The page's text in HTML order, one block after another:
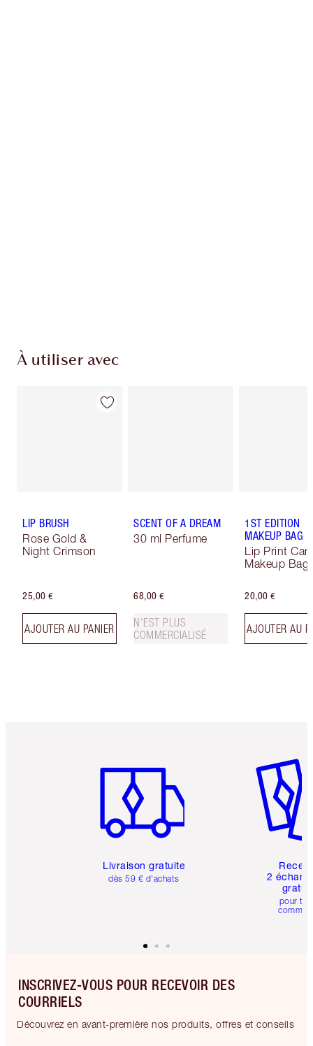
À utiliser avec
LIP BRUSH
Rose Gold &
Night Crimson
25,00 €
AJOUTER AU PANIER
SCENT OF A DREAM
30 ml Perfume
68,00 €
N'EST PLUS
COMMERCIALISÉ
1ST EDITION
MAKEUP BAG
Lip Print
Makeup Bag
20,00 €
AJOUTER AU
Livraison gratuite
dès 59 € d'achats
2
pour
INSCRIVEZ-VOUS POUR RECEVOIR DES
COURRIELS
Découvrez en avant-première nos produits, offres et conseils